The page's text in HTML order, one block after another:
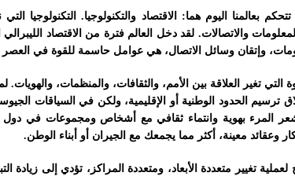
بعالمنا اليوم هما: الاقتصاد والتكنولوجيا. التكنولوجيا
والاتصالات. لقد دخل العالم فترة من الاقتصاد
وإتقان وسائل الاتصال، هي عوامل حاسمة للقوة في
التي تغير العلاقة بين الأمم، والثقافات، والمنظمات، والهويات.
ترسيم الحدود الوطنية أو الإقليمية، ولكن في السياقات
المرء بهوية وانتماء ثقافي مع أشخاص ومجموعات في
وعقائد معينة، أكثر مما يجمعك مع الجيران أو أبناء الوطن.
تغيير متعددة الأبعاد، ومتعددة المراكز، تؤدي إلى زيادة